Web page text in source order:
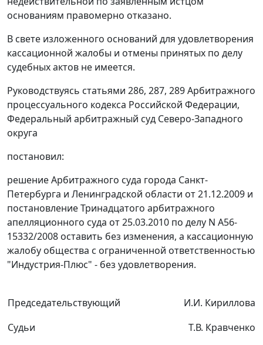
основаниям правомерно отказано.
В свете изложенного оснований для удовлетворения
кассационной жалобы и отмены принятых по делу
судебных актов не имеется.
Руководствуясь статьями 286, 287, 289Арбитражного
процессуального кодекса Российской Федерации,
Федеральный арбитражный суд Северо-Западного
округа
постановил:
решение Арбитражного суда города Санкт-
Петербурга и Ленинградской области от 21.12.2009 и
постановление Тринадцатого арбитражного
апелляционного суда от 25.03.2010 по делу N А56-
15332/2008 оставить без изменения, а кассационную
жалобу общества с ограниченной ответственностью
"Индустрия-Плюс" - без удовлетворения.
Председательствующий
И.И. Кириллова
Судьи
Т.В. Кравченко